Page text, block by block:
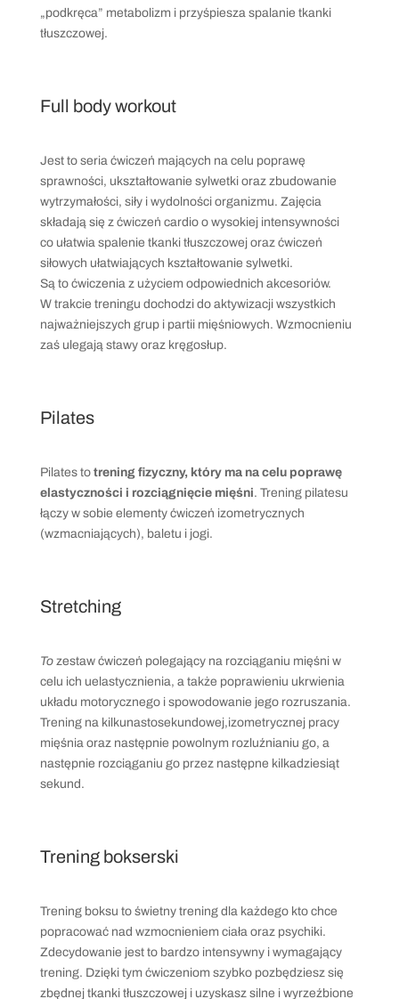
„podkręca” metabolizm i przyśpiesza spalanie tkanki
tłuszczowej.
Full body workout
Jest to seria ćwiczeń mających na celu poprawę
sprawności, ukształtowanie sylwetki oraz zbudowanie
wytrzymałości, siły i wydolności organizmu. Zajęcia
składają się z ćwiczeń cardio o wysokiej intensywności
co ułatwia spalenie tkanki tłuszczowej oraz ćwiczeń
siłowych ułatwiających kształtowanie sylwetki.
Są to ćwiczenia z użyciem odpowiednich akcesoriów.
W trakcie treningu dochodzi do aktywizacji wszystkich
najważniejszych grup i partii mięśniowych. Wzmocnieniu
zaś ulegają stawy oraz kręgosłup.
Pilates
Pilates to trening fizyczny, który ma na celu poprawę
elastyczności i rozciągnięcie mięśni. Trening pilatesu
łączy w sobie elementy ćwiczeń izometrycznych
(wzmacniających), baletu i jogi.
Stretching
To zestaw ćwiczeń polegający na rozciąganiu mięśniw
celu ich uelastycznienia, a także poprawieniu ukrwienia
układu motorycznego i spowodowanie jego rozruszania.
Trening na kilkunastosekundowej,izometrycznej pracy
mięśnia oraz następnie powolnym rozluźnianiu go, a
następnie rozciąganiu go przez następne kilkadziesiąt
sekund.
Trening bokserski
Trening boksu to świetny trening dla każdego kto chce
popracować nad wzmocnieniem ciała oraz psychiki.
Zdecydowanie jest to bardzo intensywny i wymagający
trening. Dzięki tym ćwiczeniom szybko pozbędziesz się
zbędnej tkanki tłuszczowej i uzyskasz silne i wyrzeźbione